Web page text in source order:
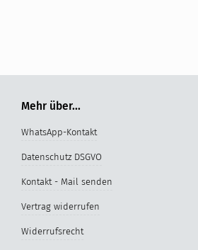
Mehr über...
WhatsApp-Kontakt
Datenschutz DSGVO
Kontakt - Mail senden
Vertrag widerrufen
Widerrufsrecht